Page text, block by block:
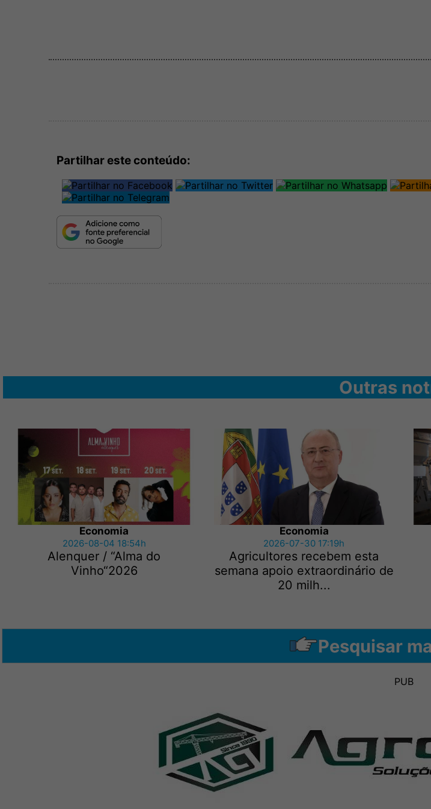
Partilhar este conteúdo:
Outras
Economia
2026-08-04 18:54h
Alenquer / “Alma do
Vinho“2026
Economia
2026-07-30 17:19h
Agricultores recebem esta
semana apoio extraordinário de
20 milh...
Pesquisar
PUB